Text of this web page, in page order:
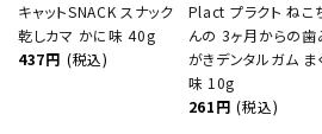
キャットSNACK スナック
乾しカマ かに味 40g
437円 (税込)
Plact プラクト ねこ
んの 3ヶ月からの歯
がきデンタルガム ま
味 10g
261円 (税込)